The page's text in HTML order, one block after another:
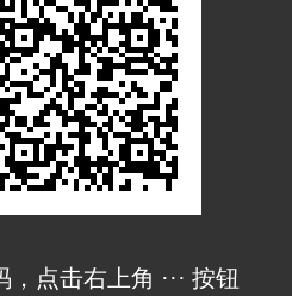
点击右上角 ··· 按钮